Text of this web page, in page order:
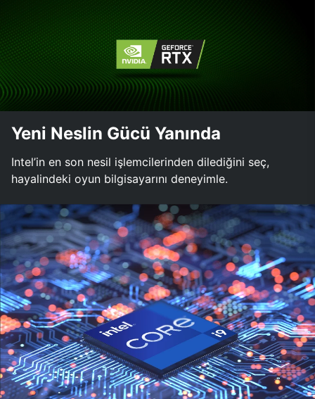
Yeni Neslin Gücü Yanında
Intel’in en son nesil işlemcilerinden dilediğini seç,
hayalindeki oyun bilgisayarını deneyimle.